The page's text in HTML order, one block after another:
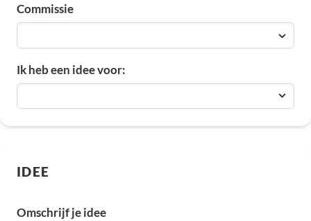
Commissie
Ik heb een idee voor:
IDEE
Omschrijf je idee